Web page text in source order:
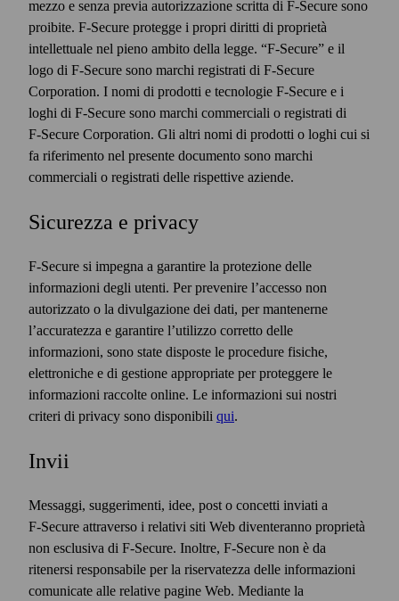
mezzo e senza previa autorizzazione scritta di F‑Secure sono
proibite. F‑Secure protegge i propri diritti di proprietà
intellettuale nel pieno ambito della legge. “F‑Secure” e il
logo di F‑Secure sono marchi registrati di F‑Secure
Corporation. I nomi di prodotti e tecnologie F‑Secure e i
loghi di F‑Secure sono marchi commerciali o registrati di
F‑Secure Corporation. Gli altri nomi di prodotti o loghi cui si
fa riferimento nel presente documento sono marchi
commerciali o registrati delle rispettive aziende.
Sicurezza e privacy
F‑Secure si impegna a garantire la protezione delle
informazioni degli utenti. Per prevenire l’accesso non
autorizzato o la divulgazione dei dati, per mantenerne
l’accuratezza e garantire l’utilizzo corretto delle
informazioni, sono state disposte le procedure fisiche,
elettroniche e di gestione appropriate per proteggere le
informazioni raccolte online. Le informazioni sui nostri
criteri di privacy sono disponibili qui.
Invii
Messaggi, suggerimenti, idee, post o concetti inviati a
F‑Secure attraverso i relativi siti Web diventeranno proprietà
non esclusiva di F‑Secure. Inoltre, F‑Secure non è da
ritenersi responsabile per la riservatezza delle informazioni
comunicate alle relative pagine Web. Mediante la